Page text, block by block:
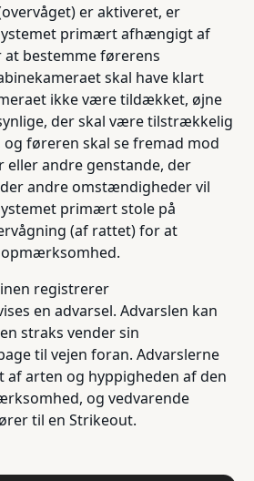
er aktiveret, er
primært afhængigt af
bestemme førerens
skal have klart
ikke være tildækket, øjne
der skal være tilstrækkelig
og føreren skal se fremad mod
eller andre genstande, der
andre omstændigheder vil
primært stole på
(af rattet) for at
registrerer
en advarsel. Advarslen kan
straks vender sin
til vejen foran. Advarslerne
arten og hyppigheden af den
og vedvarende
til en Strikeout.